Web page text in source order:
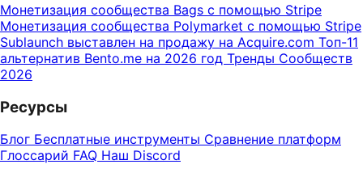
Монетизация сообщества Bags с помощью Stripe
Монетизация сообщества Polymarket с помощью Stripe
Sublaunch выставлен на продажу на Acquire.com Топ-11
альтернатив Bento.me на 2026 год Тренды Сообществ
2026
Ресурсы
Блог Бесплатные инструменты Сравнение платформ
Глоссарий FAQ Наш Discord